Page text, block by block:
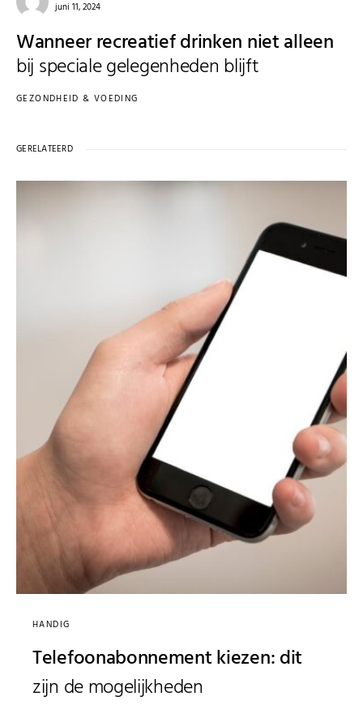
juni 11, 2024
Wanneer recreatief drinken niet alleen
bij speciale gelegenheden blijft
GEZONDHEID & VOEDING
GERELATEERD
HANDIG
Telefoonabonnement kiezen: dit
zijn de mogelijkheden